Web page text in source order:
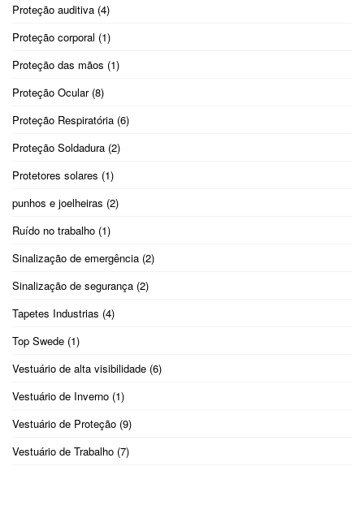
Proteção auditiva (4)
Proteção corporal (1)
Proteção das mãos (1)
Proteção Ocular(8)
Proteção Respiratória (6)
Proteção Soldadura (2)
Protetores solares (1)
punhos e joelheiras (2)
Ruído no trabalho (1)
Sinalização de emergência (2)
Sinalização de segurança (2)
Tapetes Industrias (4)
Top Swede (1)
Vestuário de alta visibilidade (6)
Vestuário de Inverno (1)
Vestuário de Proteção (9)
Vestuário de Trabalho (7)